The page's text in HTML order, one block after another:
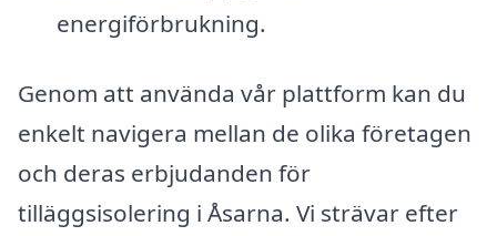
energiförbrukning.
Genom att använda vår plattform kan du
enkelt navigera mellan de olika företagen
och deras erbjudanden för
tilläggsisolering i Åsarna. Vi strävar efter